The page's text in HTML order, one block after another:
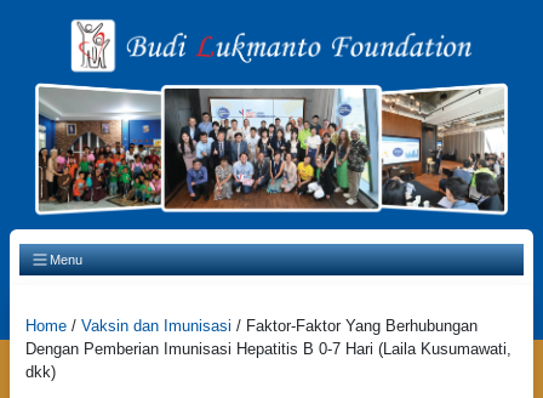
Main Navigation
Menu
Home / Vaksin dan Imunisasi / Faktor-Faktor Yang Berhubungan
Dengan Pemberian Imunisasi Hepatitis B 0-7 Hari (Laila Kusumawati,
dkk)